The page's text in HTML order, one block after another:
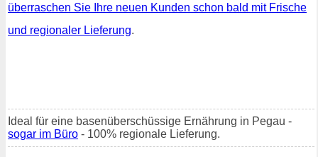
überraschen Sie Ihre neuen Kunden schon bald mit Frische
und regionaler Lieferung.
Ideal für eine basenüberschüssige Ernährung in Pegau -
sogar im Büro - 100% regionale Lieferung.